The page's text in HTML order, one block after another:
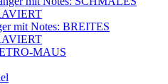
mit Notes: BREITES
MAUS